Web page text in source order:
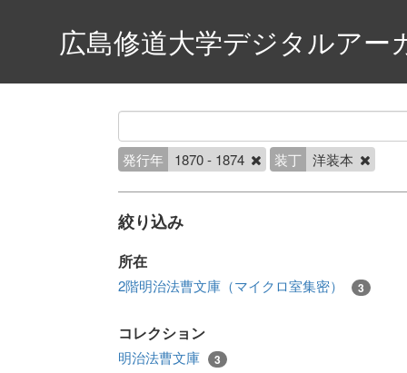
広島修道大学デジタルアー
発行年 1870 - 1874 装丁 洋装本
絞り込み
所在
2階明治法曹文庫（マイクロ室集密） 3
コレクション
明治法曹文庫 3